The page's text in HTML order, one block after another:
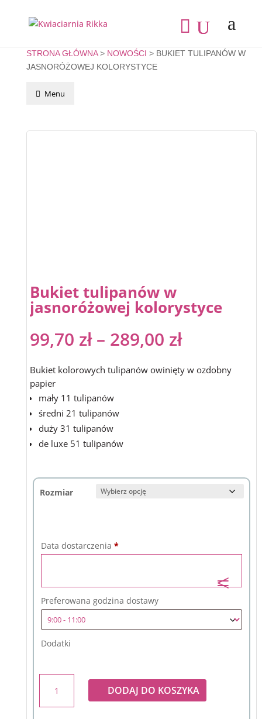
STRONA GŁÓWNA> NOWOŚCI > BUKIET TULIPANÓW W
JASNORÓŻOWEJ KOLORYSTYCE
Menu
Bukiet tulipanów w
jasnoróżowej kolorystyce
99,70 zł– 289,00 zł
Bukiet kolorowych tulipanów owinięty w ozdobny
papier
mały 11 tulipanów
średni 21 tulipanów
duży 31 tulipanów
de luxe 51 tulipanów
Rozmiar
Data dostarczenia *
Preferowana godzina dostawy
Dodatki
Bukiet
tulipanów
DODAJ DO KOSZYKA